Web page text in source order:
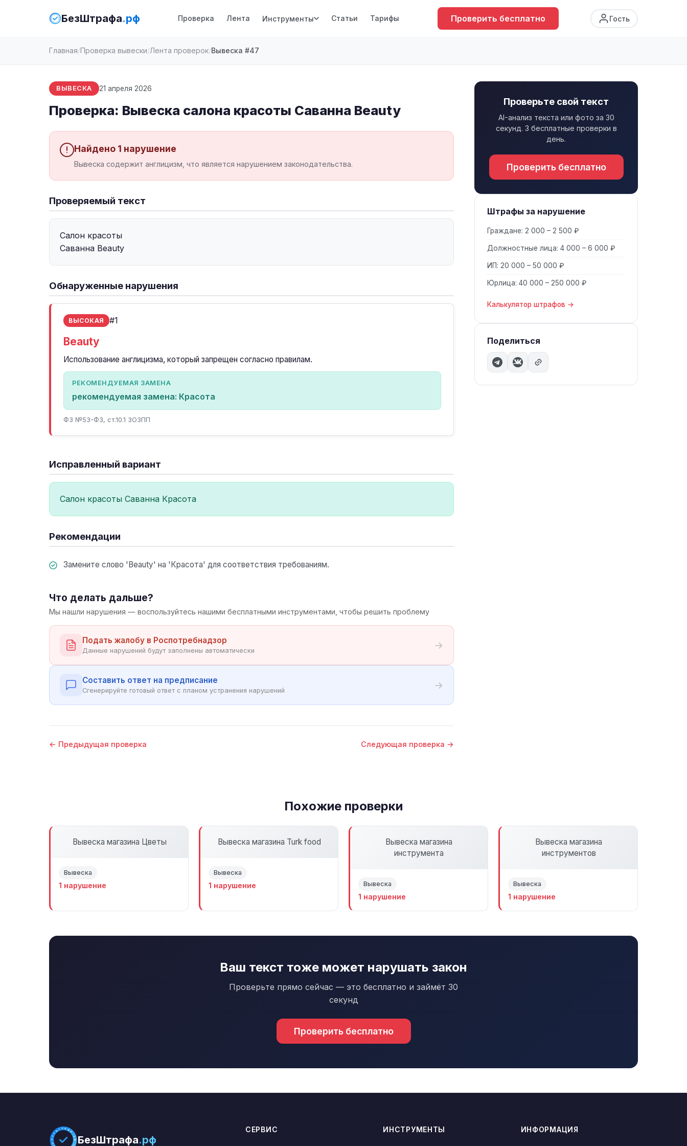
БезШтрафа.рф Проверка Лента Инструменты Статьи Тарифы Проверить бесплатно Гость
Главная Проверка вывески Лента проверок Вывеска #47
ВЫВЕСКА 21 апреля 2026
Проверка: Вывеска салона красоты Саванна Beauty
Найдено 1 нарушение
Вывеска содержит англицизм, что является нарушением законодательства.
Проверяемый текст
Салон красоты
Саванна Beauty
Обнаруженные нарушения
ВЫСОКАЯ #1
Beauty
Использование англицизма, который запрещен согласно правилам.
РЕКОМЕНДУЕМАЯ ЗАМЕНА
рекомендуемая замена: Красота
ФЗ №53-ФЗ, ст.10.1 ЗОЗПП
Исправленный вариант
Салон красоты Саванна Красота
Рекомендации
Замените слово 'Beauty' на 'Красота' для соответствия требованиям.
Что делать дальше?
Мы нашли нарушения — воспользуйтесь нашими бесплатными инструментами, чтобы решить проблему
Подать жалобу в Роспотребнадзор
Данные нарушений будут заполнены автоматически →
Составить ответ на предписание
Сгенерируйте готовый ответ с планом устранения нарушений →
← Предыдущая проверка Следующая проверка →
Проверьте свой текст
AI-анализ текста или фото за 30
секунд. 3 бесплатные проверки в
день.
Проверить бесплатно
Штрафы за нарушение
Граждане: 2 000 – 2 500 ₽
Должностные лица: 4 000 – 6 000 ₽
ИП: 20 000 – 50 000 ₽
Юрлица: 40 000 – 250 000 ₽
Калькулятор штрафов →
Поделиться
Похожие проверки
Вывеска магазина Цветы
Вывеска
1 нарушение
Вывеска магазина Turk food
Вывеска
1 нарушение
Вывеска магазина
инструмента
Вывеска
1 нарушение
Вывеска магазина
инструментов
Вывеска
1 нарушение
Ваш текст тоже может нарушать закон
Проверьте прямо сейчас — это бесплатно и займёт 30
секунд
Проверить бесплатно
БЕЗШТРАФА.РФ * ПРОВЕРЕНО *БезШтрафа.рф
СЕРВИС ИНСТРУМЕНТЫ ИНФОРМАЦИЯ